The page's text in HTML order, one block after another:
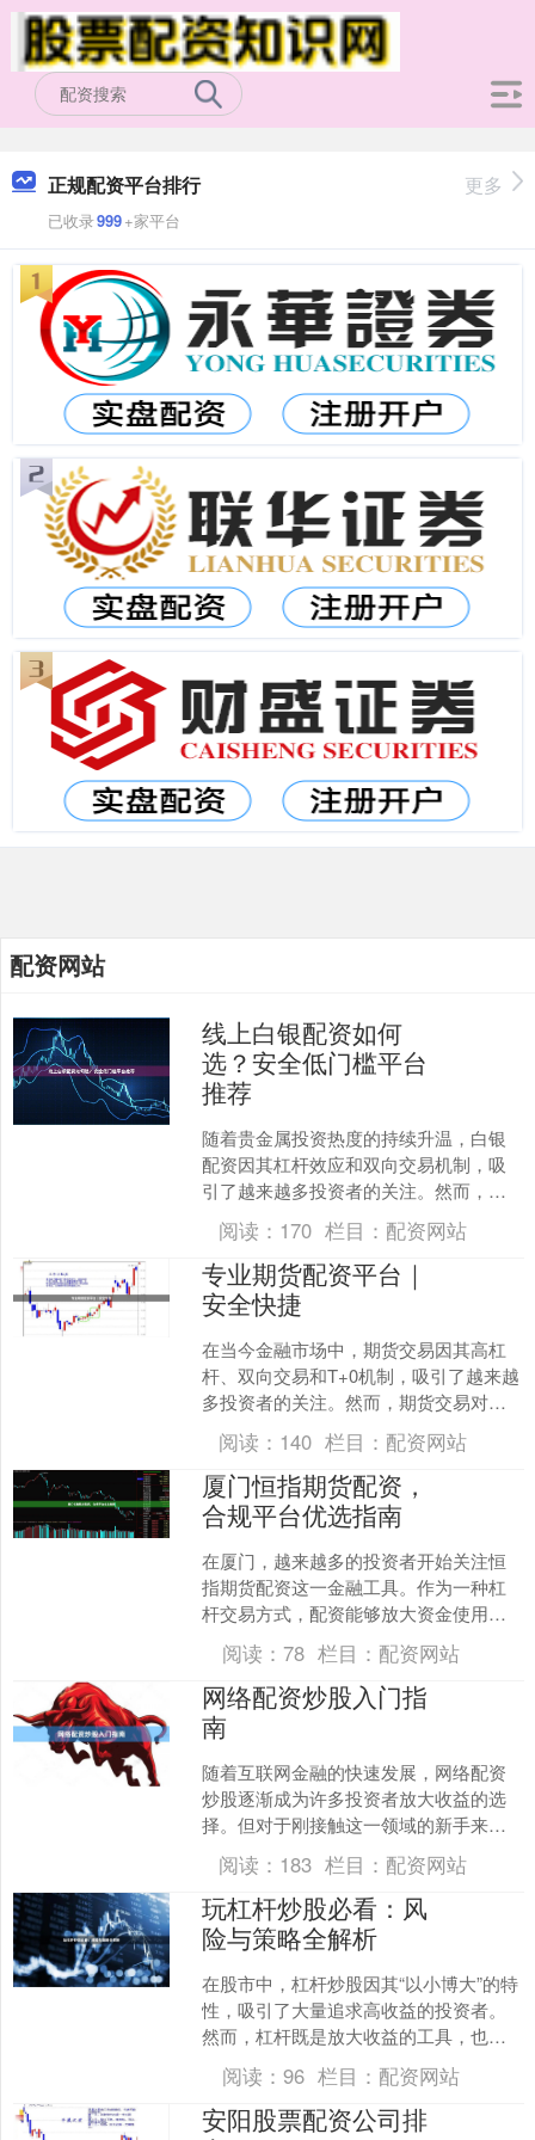
正规配资平台排行
已收录999+家平台
更多
配资网站
线上白银配资如何
选？安全低门槛平台
推荐
随着贵金属投资热度的持续升温，白银
配资因其杠杆效应和双向交易机制，吸
引了越来越多投资者的关注。然而，面
对市场上众多的线上配资平台，如何选
择一家既安全又低门槛的机....
阅读： 170 栏目： 配资网站
专业期货配资平台｜
安全快捷
在当今金融市场中，期货交易因其高杠
杆、双向交易和T+0机制，吸引了越来越
多投资者的关注。然而，期货交易对资
金门槛和专业能力的要求较高，许多投
资者希望通过配资的方....
阅读： 140 栏目： 配资网站
厦门恒指期货配资，
合规平台优选指南
在厦门，越来越多的投资者开始关注恒
指期货配资这一金融工具。作为一种杠
杆交易方式，配资能够放大资金使用效
率，但也伴随着相应的风险。因此，选
择合规、可靠的配资平台，....
阅读： 78 栏目： 配资网站
网络配资炒股入门指
南
随着互联网金融的快速发展，网络配资
炒股逐渐成为许多投资者放大收益的选
择。但对于刚接触这一领域的新手来
说，如何在合法合规的前提下安全操
作，是必须掌握的第一课。本文....
阅读： 183 栏目： 配资网站
玩杠杆炒股必看：风
险与策略全解析
在股市中，杠杆炒股因其“以小博大”的特
性，吸引了大量追求高收益的投资者。
然而，杠杆既是放大收益的工具，也是
加速亏损的催化剂。对于想尝试杠杆炒
股的投资者来说，理解....
阅读： 96 栏目： 配资网站
安阳股票配资公司排